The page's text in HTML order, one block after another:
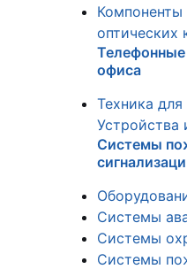
оптических
офиса
Техника
Устройства
Системы
Системы
Системы
Системы